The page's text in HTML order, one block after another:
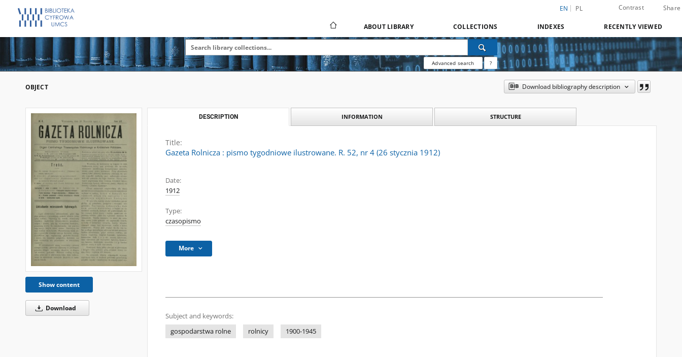
EN PL Contrast Share
ABOUT LIBRARY COLLECTIONS INDEXES RECENTLY VIEWED
Advanced search ?
OBJECT Download bibliography description
Show content
Download
DESCRIPTION INFORMATION STRUCTURE
Title:
Gazeta Rolnicza : pismo tygodniowe ilustrowane. R. 52, nr 4 (26 stycznia 1912)
Date:
1912
Type:
czasopismo
More
Subject and keywords:
gospodarstwa rolne
rolnicy 1900-1945